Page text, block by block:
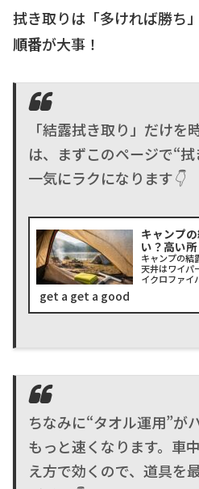
拭き取りは「多ければ勝ち
順番が大事！
「結露拭き取り」だけを
は、まずこのページで“
一気にラクになります👇
キャンプ
い？高い
キャンプの結
天井はワイパ
イクロファイ
ソーで揃う道
get a get a good
ちなみに“タオル運用”が
もっと速くなります。車
え方で効くので、道具を